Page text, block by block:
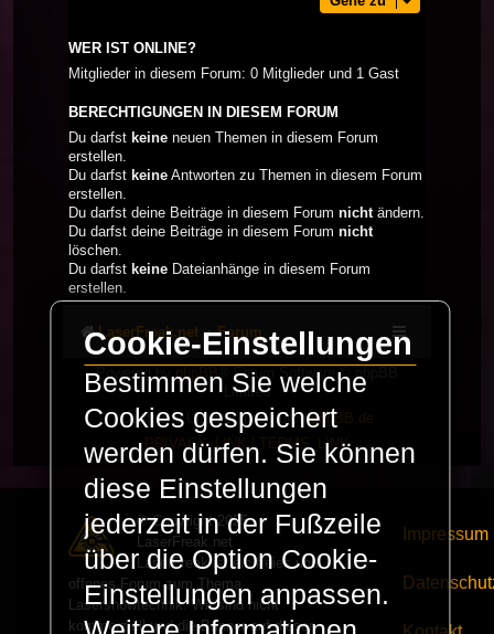
WER IST ONLINE?
Mitglieder in diesem Forum: 0 Mitglieder und 1 Gast
BERECHTIGUNGEN IN DIESEM FORUM
Du darfst keine neuen Themen in diesem Forum
erstellen.
Du darfst keine Antworten zu Themen in diesem Forum
erstellen.
Du darfst deine Beiträge in diesem Forum nichtändern.
Du darfst deine Beiträge in diesem Forum nicht
löschen.
Du darfst keine Dateianhänge in diesem Forum
erstellen.
LaserFreak.net Forum
Powered by phpBB
® Forum Software © phpBB
Limited
Deutsche Übersetzung durchphpBB.de
PRIVACY_LINK| TERMS_LINK
© Copyright 2025 -
LaserFreak.net
LaserFreak ist ein freies und
offenes Forum zum Thema
Lasershowtechnik. Wir sind nicht
kommerziell und die Banner auf dieser
Impressum
Cookie-Einstellungen
Bestimmen Sie welche
Cookies gespeichert
werden dürfen. Sie können
diese Einstellungen
jederzeit in der Fußzeile
über die Option Cookie-
Einstellungen anpassen.